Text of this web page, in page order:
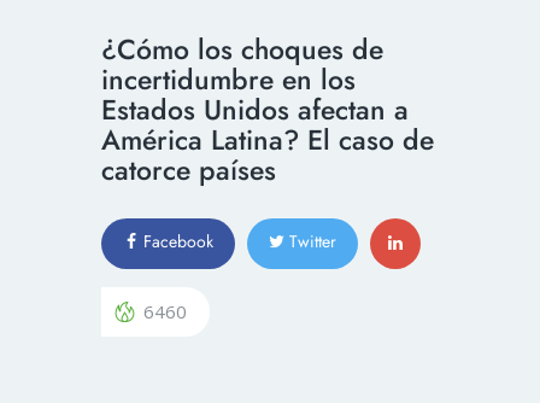
¿Cómo los choques de
incertidumbre en los
Estados Unidos afectan a
América Latina? El caso de
catorce países
Facebook Twitter
6460